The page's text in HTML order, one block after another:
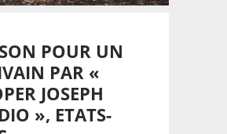
POUR UN
PAR «
JOSEPH
», ETATS-